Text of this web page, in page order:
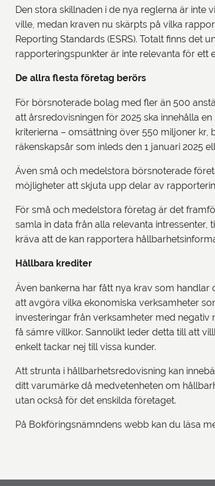
Den stora skillnaden i de nya reglerna är
ville, medan kraven nu skärpts på vilka
Reporting Standards (ESRS). Totalt finns
rapporteringspunkter är inte relevanta för ett
De allra flesta företag berörs
För börsnoterade bolag med fler än 500
att årsredovisningen för 2025 ska innehålla
kriterierna – omsättning över 550 miljoner
räkenskapsår som inleds den 1 januari 2025
Även små och medelstora börsnoterade
möjligheter att skjuta upp delar av
För små och medelstora företag är det
samla in data från alla relevanta
kräva att de kan rapportera
Hållbara krediter
Även bankerna har fått nya krav som
att avgöra vilka ekonomiska verksamheter
investeringar från verksamheter med
få sämre villkor. Sannolikt leder detta till att
enkelt tackar nej till vissa kunder.
Att strunta i hållbarhetsredovisning kan
ditt varumärke då medvetenheten om
utan också för det enskilda företaget.
På Bokföringsnämndens webb kan du läsa